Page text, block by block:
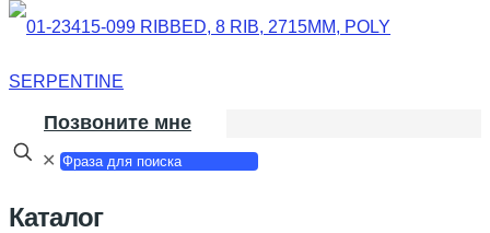
Позвоните мне
✕
Каталог